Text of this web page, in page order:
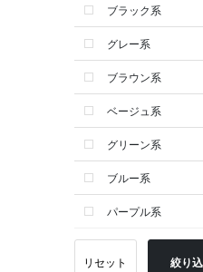
ブラック系
グレー系
ブラウン系
ベージュ系
グリーン系
ブルー系
パープル系
イエロー系
リセット 絞り